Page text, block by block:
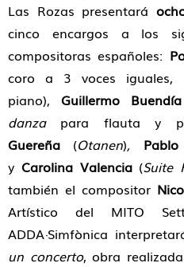
Las Rozas presentará
cinco encargos a los
compositoras españoles:
coro a 3 voces iguales,
piano),Guillermo Buendía
danzapara flauta y
Guereña (Otanen),
y Carolina Valencia(Suite
también el compositor
Artístico del MITO
ADDA·Simfònica
un concerto, obra